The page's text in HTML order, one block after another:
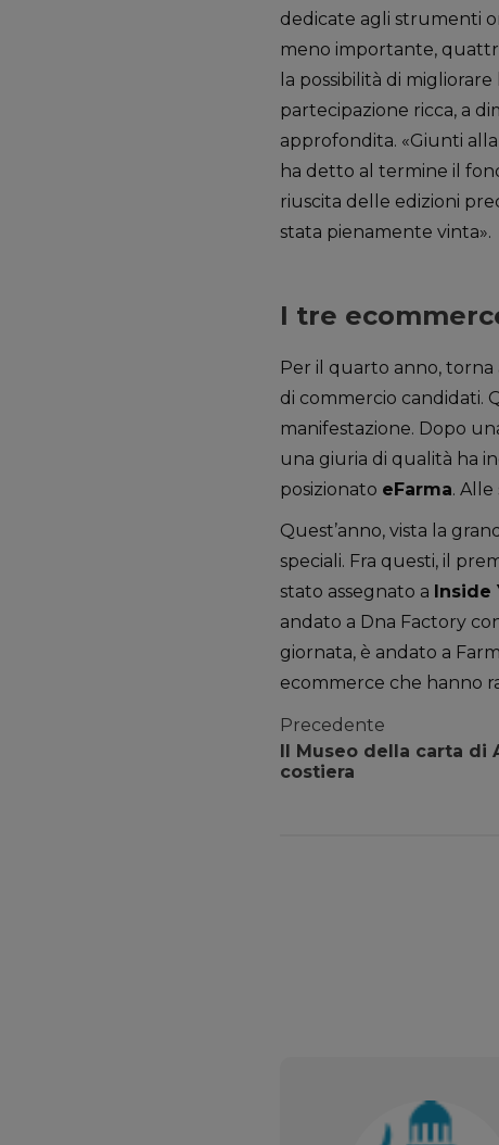
dedicate agli strumenti
meno importante,
la possibilità di
partecipazione ricca, a
approfondita. «Giunti
ha detto al termine il
riuscita delle edizioni
stata pienamente vinta».
I tre
Per il quarto anno, torna
di commercio candidati.
manifestazione. Dopo
una giuria di qualità ha
posizionato eFarma. Alle
Quest’anno, vista la
speciali. Fra questi, il
stato assegnato a Inside
andato a Dna Factory
giornata, è andato a
ecommerce che hanno
Precedente
Il Museo della carta di
costiera